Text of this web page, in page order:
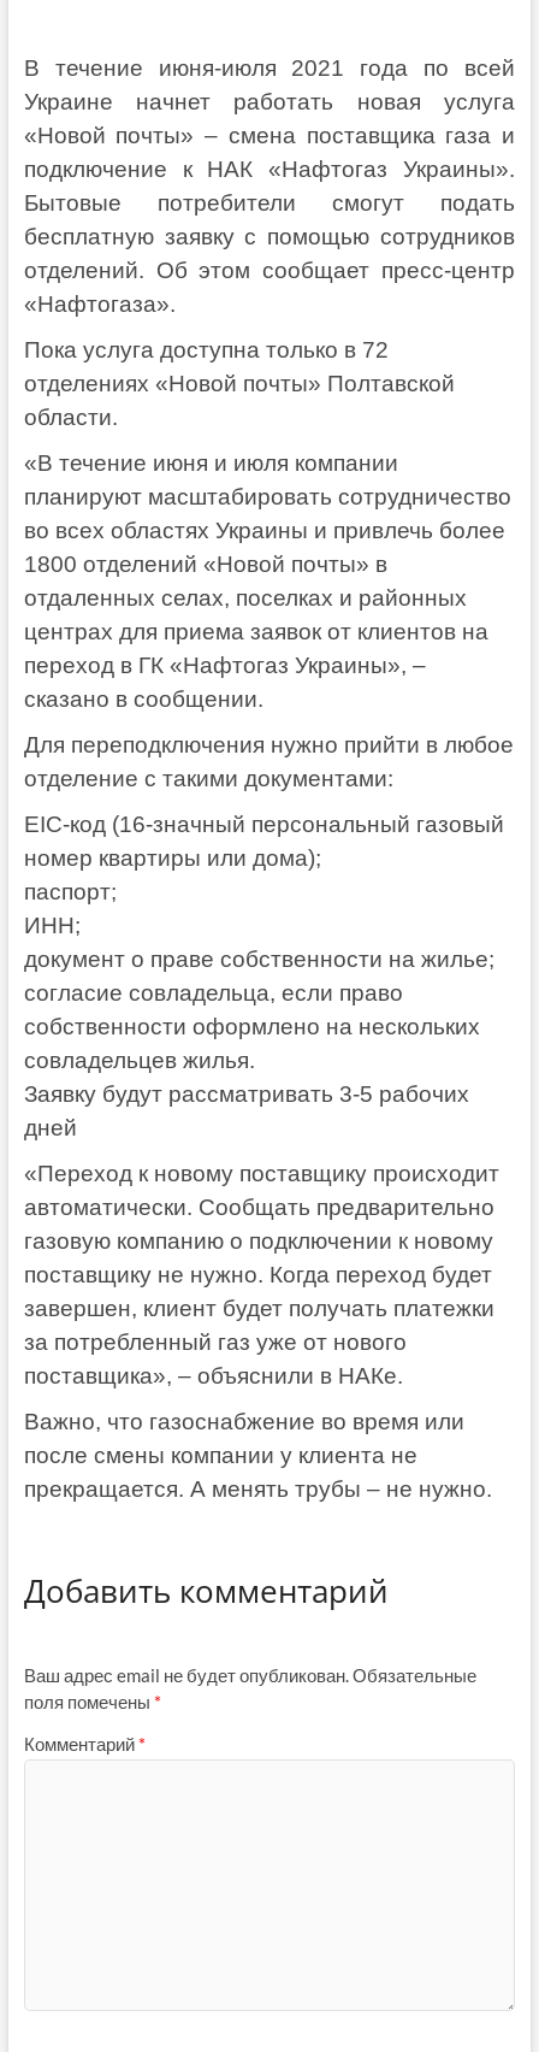
В течение июня-июля 2021 года по всей
Украине начнет работать новая услуга
«Новой почты» – смена поставщика газа и
подключение к НАК «Нафтогаз Украины».
Бытовые потребители смогут подать
бесплатную заявку с помощью сотрудников
отделений. Об этом сообщает пресс-центр
«Нафтогаза».
Пока услуга доступна только в 72
отделениях «Новой почты» Полтавской
области.
«В течение июня и июля компании
планируют масштабировать сотрудничество
во всех областях Украины и привлечь более
1800 отделений «Новой почты» в
отдаленных селах, поселках и районных
центрах для приема заявок от клиентов на
переход в ГК «Нафтогаз Украины», –
сказано в сообщении.
Для переподключения нужно прийти в любое
отделение с такими документами:
EIC-код (16-значный персональный газовый
номер квартиры или дома);
паспорт;
ИНН;
документ о праве собственности на жилье;
согласие совладельца, если право
собственности оформлено на нескольких
совладельцев жилья.
Заявку будут рассматривать 3-5 рабочих
дней
«Переход к новому поставщику происходит
автоматически. Сообщать предварительно
газовую компанию о подключении к новому
поставщику не нужно. Когда переход будет
завершен, клиент будет получать платежки
за потребленный газ уже от нового
поставщика», – объяснили в НАКе.
Важно, что газоснабжение во время или
после смены компании у клиента не
прекращается. А менять трубы – не нужно.
Добавить комментарий
Ваш адрес email не будет опубликован.Обязательные
поля помечены *
Комментарий *